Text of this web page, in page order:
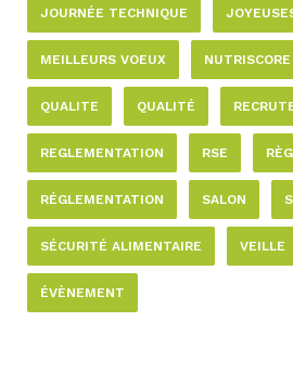
JOURNÉE TECHNIQUE
MEILLEURS VOEUX NUTRISCORE
QUALITE QUALITÉ
REGLEMENTATION RSE
RÉGLEMENTATION SALON
SÉCURITÉ ALIMENTAIRE VEILLE
ÉVÈNEMENT